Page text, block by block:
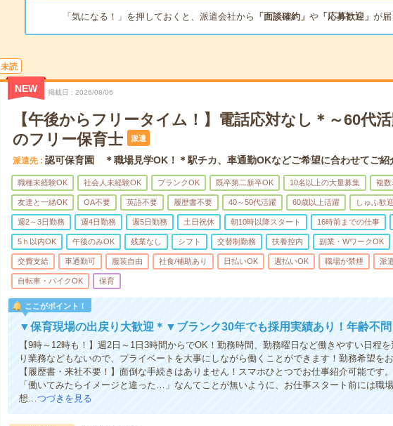
「気になる！」を押しておくと、派遣会社から 「面談確約」 や「応募歓迎」 が届
未読
NEW 掲載日 2026/08/06
【午後からフリータイム！】電話応対なし＊～60代
のフリー保育士
派遣
派遣先 認可保育園 ＊職場見学OK！＊駅チカ、車通勤OKなどご希望に合わせてご紹
職種未経験OK 社会人未経験OK ブランクOK 既卒第二新卒OK 10名以上の大量募集 複数
友達と一緒OK OA不要 英語不要 履歴書不要 40～50代活躍 60歳以上活躍 しゅふ歓迎
週2～3日勤務 週4日勤務 週5日勤務 土日祝休 朝10時以降スタート 16時前までの仕事
5ｈ以内OK 午後のみOK 残業なし シフト 交替制勤務 扶養控内 副業・WワークOK
交費支給 車通勤可 服装自由 社食/補助あり 日払いOK 週払いOK 職場が禁煙 派
自転車・バイクOK 保育
ここがポイント！
▼保育現場の出戻り大歓迎＊▼ブランク30年でも採用実績あり！年齢不問
【9時～12時も！】週2日～1日3時間からでOK！勤務時間、勤務曜日など働きやすい日程
り業務などもないので、プライベートを大事にしながら働くことができます！勤務希望をお
【履歴書・来社不要！】面倒な手続きはありません！スマホひとつでお仕事紹介可能です。
「働いてみたらイメージと違った…」なんてことが無いように、お仕事スタート前には職
想…つづきを見る